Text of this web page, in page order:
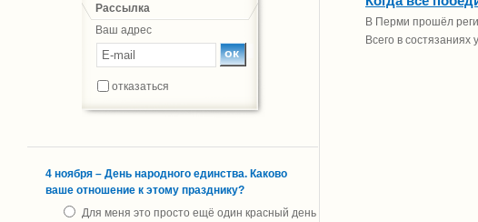
Рассылка
Ваш адрес
отказаться
4 ноября – День народного единства. Каково
ваше отношение к этому празднику?
Для меня это просто ещё один красный день
В Перми прошёл
Всего в